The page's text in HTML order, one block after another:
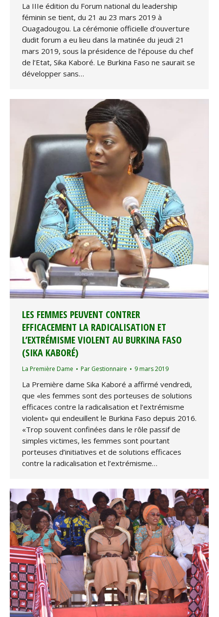
La IIIe édition du Forum national du leadership
féminin se tient, du 21 au 23 mars 2019 à
Ouagadougou. La cérémonie officielle d’ouverture
dudit forum a eu lieu dans la matinée du jeudi 21
mars 2019, sous la présidence de l’épouse du chef
de l’Etat, Sika Kaboré. Le Burkina Faso ne saurait se
développer sans…
LES FEMMES PEUVENT CONTRER
EFFICACEMENT LA RADICALISATION ET
L’EXTRÉMISME VIOLENT AU BURKINA FASO
(SIKA KABORÉ)
La Première Dame Par Gestionnaire 9 mars 2019
La Première dame Sika Kaboré a affirmé vendredi,
que «les femmes sont des porteuses de solutions
efficaces contre la radicalisation et l’extrémisme
violent» qui endeuillent le Burkina Faso depuis 2016.
«Trop souvent confinées dans le rôle passif de
simples victimes, les femmes sont pourtant
porteuses d’initiatives et de solutions efficaces
contre la radicalisation et l’extrémisme…